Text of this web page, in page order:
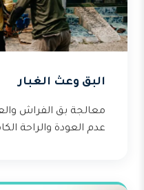
البق وعث الغبار
معالجة بق الفراش
عدم العودة والراحة